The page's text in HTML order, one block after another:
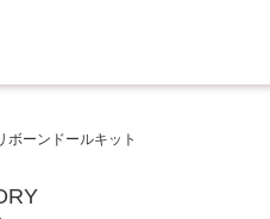
ボーンドールキット